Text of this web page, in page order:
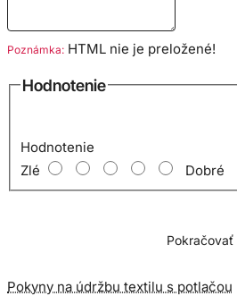
Poznámka: HTML nie je preložené!
Hodnotenie
Hodnotenie
Zlé
Dobré
Pokračovať
Pokyny na údržbu textilu s potlačou